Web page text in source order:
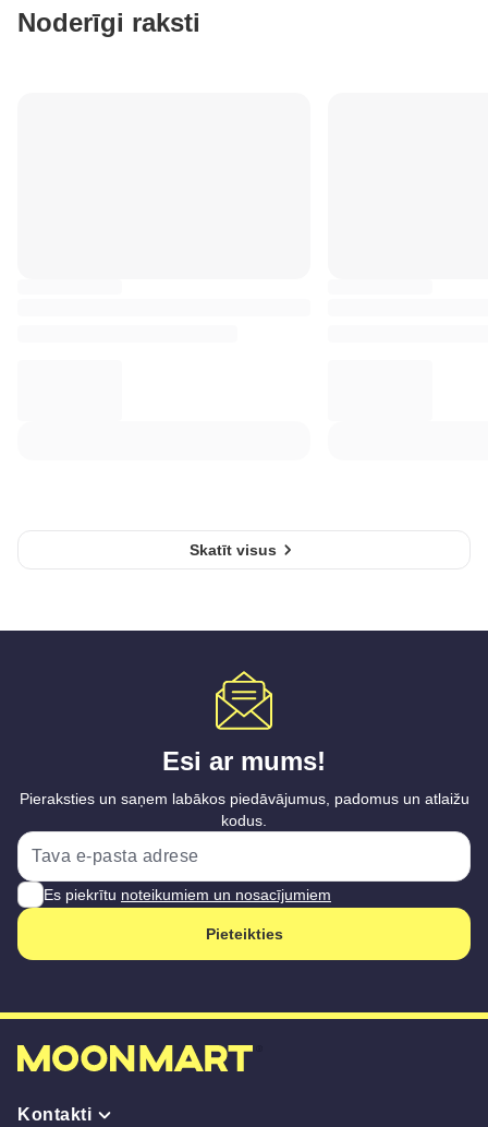
Noderīgi raksti
Skatīt visus
Esi ar mums!
Pieraksties un saņem labākos piedāvājumus, padomus un atlaižu
kodus.
Es piekrītu noteikumiem un nosacījumiem
Pieteikties
Kontakti